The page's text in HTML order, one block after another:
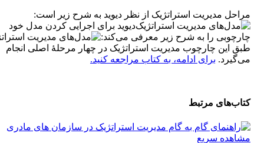
مراحل مدیریت استراتژیک از نظر دیوید به شرح زیر است:
دیوید برای اجرایی کردن مدل خود
چارچوبی را به شرح زیر معرفی می‌کند:
طبق این چارچوب مدیریت استراتژیک در چهار مرحلۀ اصلی انجام
‌می‌گیرد. برای ادامه، به کتاب مراجعه کنید.
کتاب‌های مرتبط
مشاهده سریع